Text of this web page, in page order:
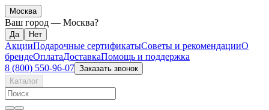
Москва
Ваш город — Москва?
АкцииПодарочные сертификатыСоветы и рекомендацииО
брендеОплатаДоставкаПомощь и поддержка
8 (800) 550-96-07 Заказать звонок
Каталог